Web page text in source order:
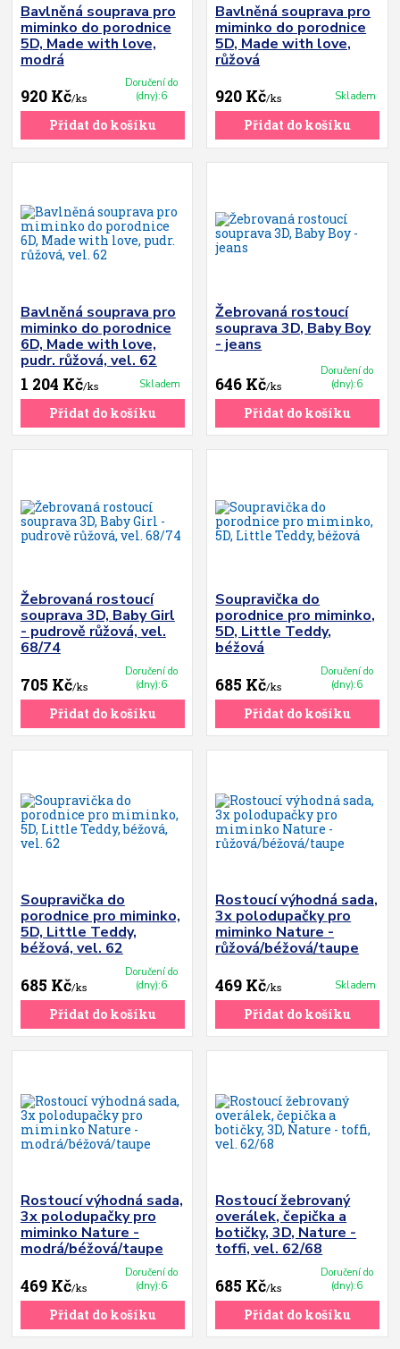
Bavlněná souprava pro
miminko do porodnice
5D, Made with love,
modrá
920 Kč/ks
Doručení do
(dny):6
Přidat do košíku
Bavlněná souprava pro
miminko do porodnice
5D, Made with love,
růžová
920 Kč/ks Skladem
Přidat do košíku
Bavlněná souprava pro
miminko do porodnice
6D, Made with love,
pudr. růžová, vel. 62
1 204 Kč/ks Skladem
Přidat do košíku
Žebrovaná rostoucí
souprava 3D, Baby Boy
- jeans
646 Kč/ks
Doručení do
(dny):6
Přidat do košíku
Žebrovaná rostoucí
souprava 3D, Baby Girl
- pudrově růžová, vel.
68/74
705 Kč/ks
Doručení do
(dny):6
Přidat do košíku
Soupravička do
porodnice pro miminko,
5D, Little Teddy,
béžová
685 Kč/ks
Doručení do
(dny):6
Přidat do košíku
Soupravička do
porodnice pro miminko,
5D, Little Teddy,
béžová, vel. 62
685 Kč/ks
Doručení do
(dny):6
Přidat do košíku
Rostoucí výhodná sada,
3x polodupačky pro
miminko Nature -
růžová/béžová/taupe
469 Kč/ks Skladem
Přidat do košíku
Rostoucí výhodná sada,
3x polodupačky pro
miminko Nature -
modrá/béžová/taupe
469 Kč/ks
Doručení do
(dny):6
Přidat do košíku
Rostoucí žebrovaný
overálek, čepička a
botičky, 3D, Nature -
toffi, vel. 62/68
685 Kč/ks
Doručení do
(dny):6
Přidat do košíku